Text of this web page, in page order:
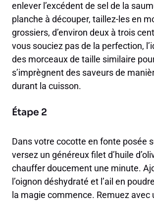
enlever l’excédent de sel de la
planche à découper, taillez-les en
grossiers, d’environ deux à trois
vous souciez pas de la perfection,
des morceaux de taille similaire
s’imprègnent des saveurs de
durant la cuisson.
Étape 2
Dans votre cocotte en fonte posée
versez un généreux filet d’huile
chauffer doucement une minute.
l’oignon déshydraté et l’ail en
la magie commence. Remuez avec